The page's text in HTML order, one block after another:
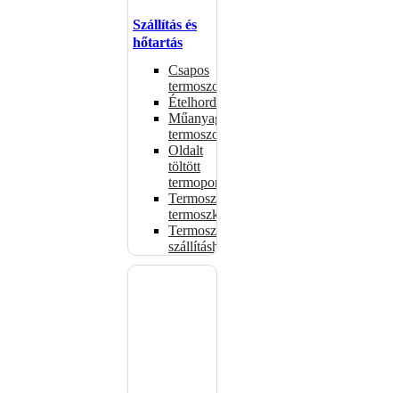
Szállítás és
hőtartás
Csapos
termoszok
Ételhordók
Műanyag
termoszok
Oldalt
töltött
termoportok
Termoszok,
termoszkannák
Termoszsákok
szállításhoz